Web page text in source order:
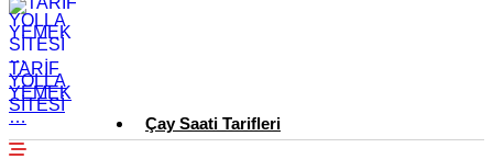
TARİF
YOLLA
YEMEK
SİTESİ
… Çay Saati Tarifleri